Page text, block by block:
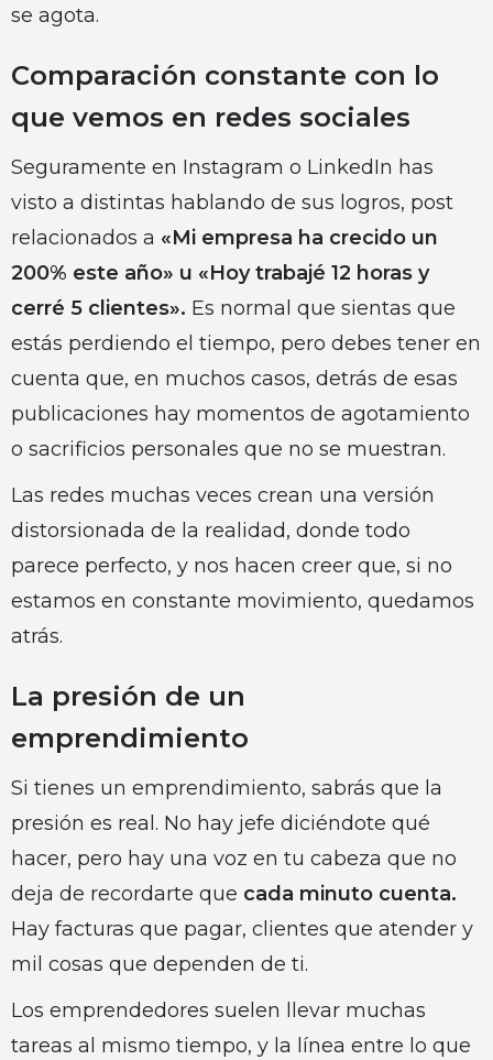
se agota.
Comparación constante con lo
que vemos en redes sociales
Seguramente en Instagram o LinkedIn has
visto a distintas hablando de sus logros, post
relacionados a «Mi empresa ha crecido un
200% este año» u «Hoy trabajé 12 horas y
cerré 5 clientes». Es normal que sientas que
estás perdiendo el tiempo, pero debes tener en
cuenta que, en muchos casos, detrás de esas
publicaciones hay momentos de agotamiento
o sacrificios personales que no se muestran.
Las redes muchas veces crean una versión
distorsionada de la realidad, donde todo
parece perfecto, y nos hacen creer que, si no
estamos en constante movimiento, quedamos
atrás.
La presión de un
emprendimiento
Si tienes un emprendimiento, sabrás que la
presión es real. No hay jefe diciéndote qué
hacer, pero hay una voz en tu cabeza que no
deja de recordarte que cada minuto cuenta.
Hay facturas que pagar, clientes que atender y
mil cosas que dependen de ti.
Los emprendedores suelen llevar muchas
tareas al mismo tiempo, y la línea entre lo que